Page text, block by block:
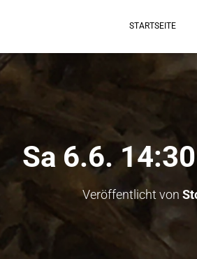
STARTSEITE
Sa 6.6.
Veröffentlicht von